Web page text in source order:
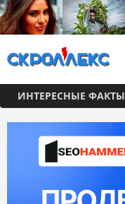
ИНТЕРЕСНЫЕ ФАКТЫ